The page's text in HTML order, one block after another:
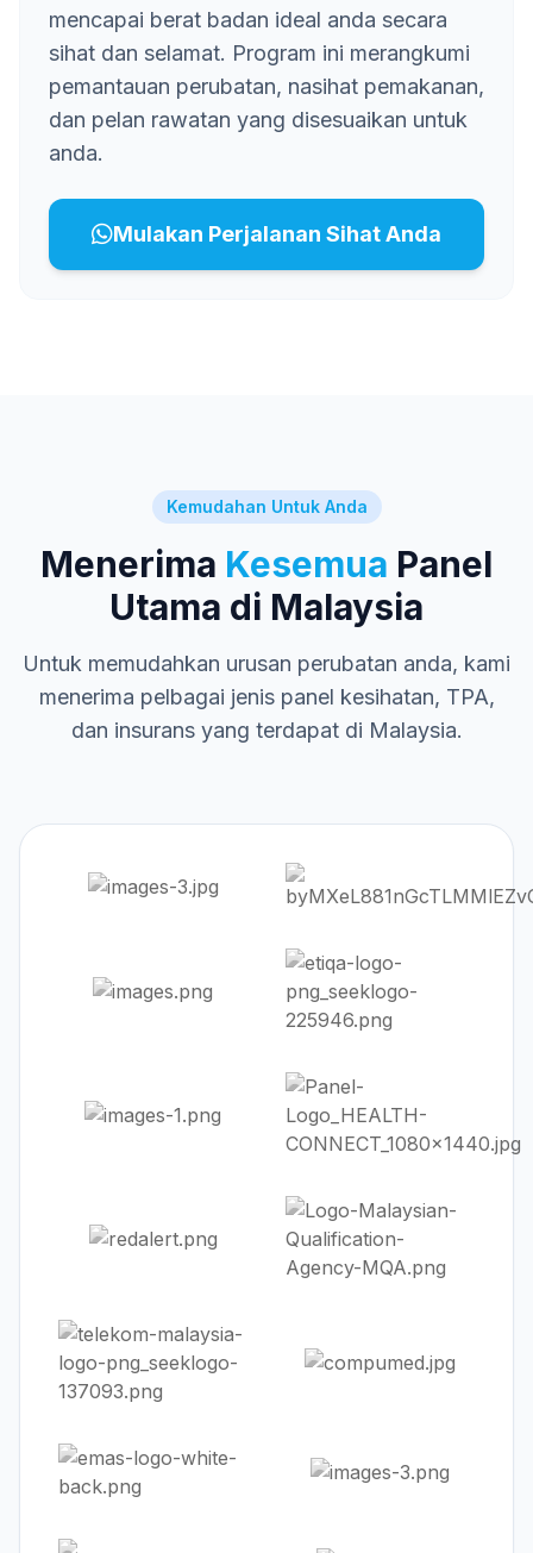
mencapai berat badan ideal anda secara
sihat dan selamat. Program ini merangkumi
pemantauan perubatan, nasihat pemakanan,
dan pelan rawatan yang disesuaikan untuk
anda.
Mulakan Perjalanan Sihat Anda
Kemudahan Untuk Anda
Menerima Kesemua Panel
Utama di Malaysia
Untuk memudahkan urusan perubatan anda, kami
menerima pelbagai jenis panel kesihatan, TPA,
dan insurans yang terdapat di Malaysia.